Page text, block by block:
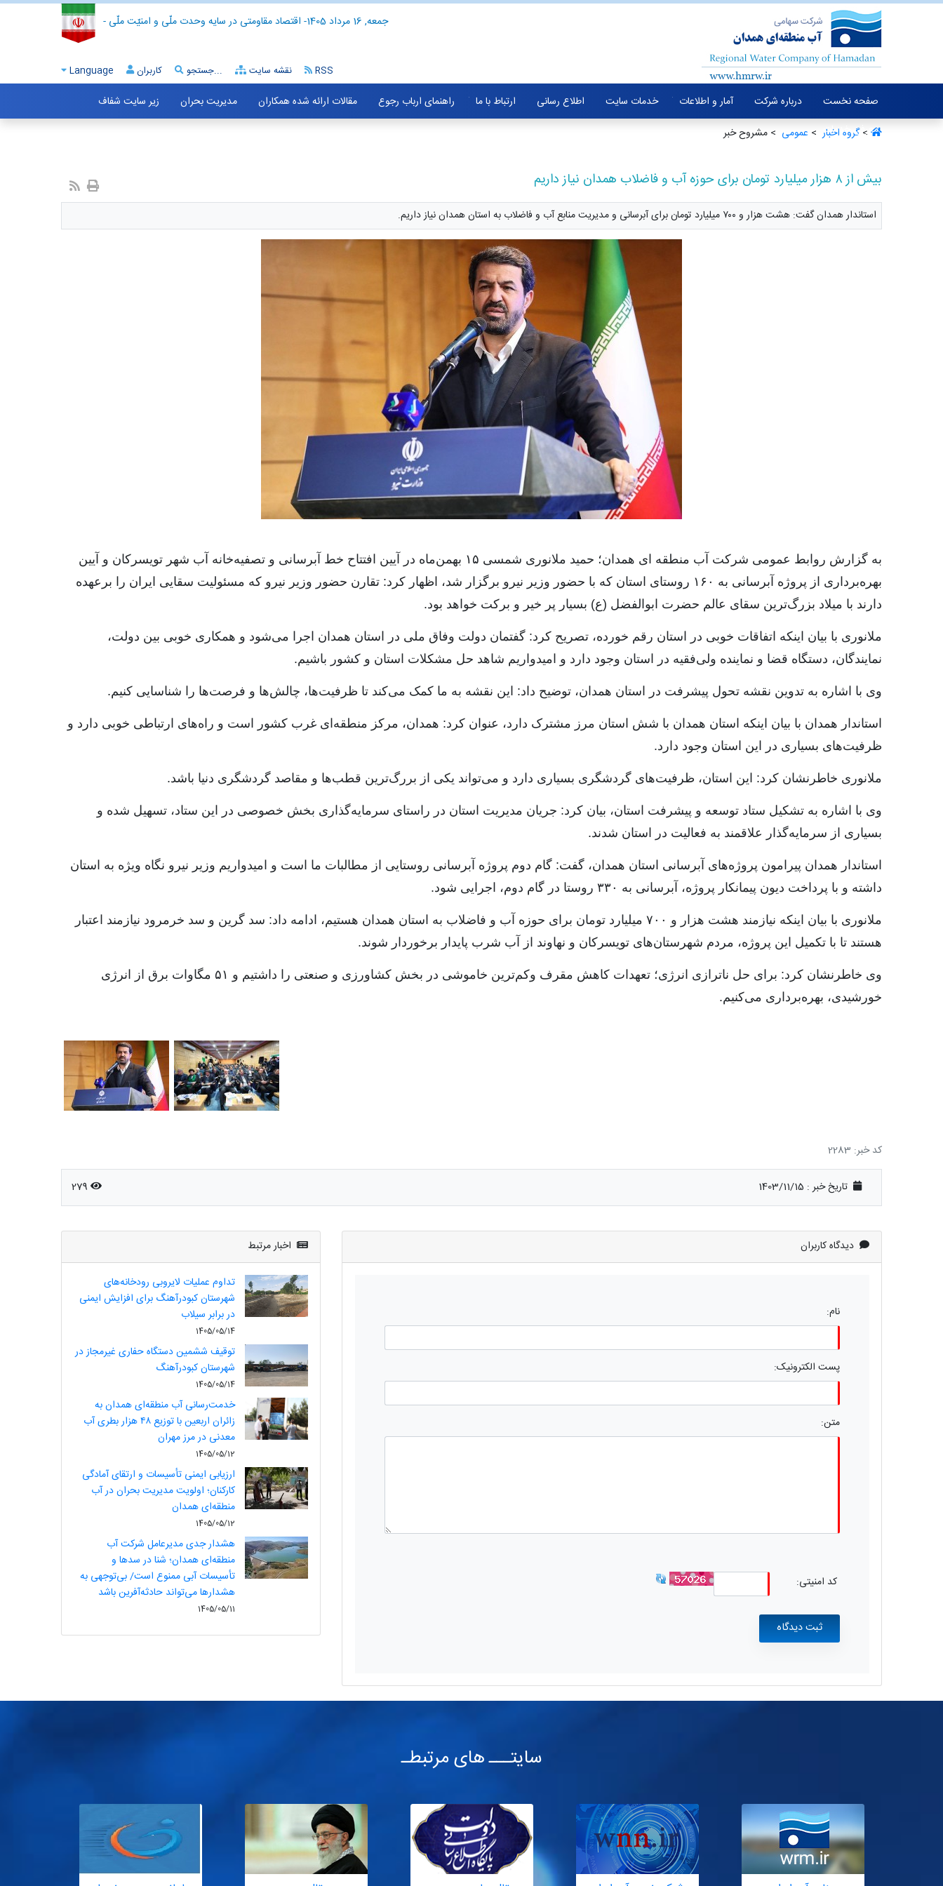
- اقتصاد مقاومتی در سایه وحدت ملّی و امنیّت ملّی - جمعه, 16 مرداد 1405
Language کاربران جستجو... نقشه سایت RSS
صفحه نخست درباره شرکت آمار و اطلاعات خدمات سایت اطلاع رسانی ارتباط با ما راهنمای ارباب رجوع مقالات ارائه شده همکاران مدیریت بحران
زیر سایت شفاف
معرفی خدمات
>گروه اخبار ‏ > عمومی ‏ > مشروح خبر
بیش از ۸ هزار میلیارد تومان برای حوزه آب و فاضلاب همدان نیاز داریم
استاندار همدان گفت: هشت هزار و ۷۰۰ میلیارد تومان برای آبرسانی و مدیریت منابع آب و فاضلاب به استان همدان نیاز داریم.
به گزارش روابط عمومی شرکت آب منطقه ای همدان؛ حمید ملانوری شمسی ۱۵ بهمن‌ماه در آیین افتتاح خط آبرسانی و‌ تصفیه‌خانه آب شهر تویسرکان و آیین
بهره‌برداری از پروژه آبرسانی به ۱۶۰ روستای استان که با حضور وزیر نیرو برگزار شد، اظهار کرد: تقارن حضور وزیر نیرو‌ که مسئولیت سقایی ایران را برعهده
دارند با میلاد بزرگ‌ترین سقای عالم حضرت ابوالفضل (ع) بسیار پر خیر و برکت خواهد بود.
ملانوری با بیان اینکه اتفاقات خوبی در استان رقم خورده، تصریح کرد: گفتمان دولت وفاق ملی در استان همدان اجرا می‌شود و همکاری خوبی بین دولت،
نمایندگان، دستگاه قضا و‌ نماینده ولی‌فقیه در استان وجود دارد و امیدواریم شاهد حل مشکلات استان و‌ کشور باشیم.
وی با اشاره به تدوین نقشه تحول پیشرفت در استان همدان، توضیح داد: این نقشه به ما کمک می‌کند تا ظرفیت‌ها، چالش‌ها و فرصت‌ها را شناسایی کنیم.
استاندار همدان با بیان اینکه استان همدان با شش استان مرز مشترک دارد، عنوان کرد: همدان، مرکز منطقه‌ای غرب کشور است و راه‌های ارتباطی خوبی دارد و
ظرفیت‌های بسیاری در این استان‌ وجود دارد.
ملانوری خاطرنشان کرد: این استان، ظرفیت‌های گردشگری بسیاری دارد و می‌تواند یکی از بررگ‌ترین قطب‌ها و مقاصد گردشگری دنیا باشد.
وی با اشاره به تشکیل ستاد توسعه و پیشرفت استان، بیان کرد: جریان مدیریت استان در راستای سرمایه‌گذاری بخش خصوصی در این ستاد، تسهیل شده و
بسیاری از سرمایه‌گذار علاقمند به فعالیت در استان شدند.
استاندار همدان پیرامون پروژه‌های آبرسانی استان همدان، گفت: گام دوم پروژه آبرسانی روستایی از مطالبات ما است و‌ امیدواریم وزیر نیرو نگاه ویژه به استان
داشته و با پرداخت دیون پیمانکار پروژه، آبرسانی به ۳۳۰ روستا در گام دوم، اجرایی شود.
ملانوری با بیان اینکه نیازمند هشت هزار و ۷۰۰ میلیارد تومان برای حوزه آب و فاضلاب به استان همدان هستیم، ادامه داد: سد گرین و سد خرمرود نیازمند اعتبار
هستند تا با تکمیل این پروژه، مردم شهرستان‌های تویسرکان و نهاوند از آب شرب پایدار برخوردار شوند.
وی خاطرنشان کرد: برای حل ناترازی انرژی؛ تعهدات کاهش مقرف و‌کم‌ترین خاموشی در بخش کشاورزی و صنعتی را داشتیم و ۵۱ مگاوات برق از انرژی
خورشیدی، بهره‌برداری می‌کنیم.
کد خبر: 2283
تاریخ خبر : 1403/11/15 279
دیدگاه کاربران
نام:
پست الکترونیک:
متن:
کد امنیتی:
اخبار مرتبط
تداوم عملیات لایروبی رودخانه‌های
شهرستان کبودرآهنگ برای افزایش ایمنی
در برابر سیلاب
1405/05/14
توقیف ششمین دستگاه حفاری غیرمجاز در
شهرستان کبودرآهنگ
1405/05/14
خدمت‌رسانی آب منطقه‌ای همدان به
زائران اربعین با توزیع ۴۸ هزار بطری آب
معدنی در مرز مهران
1405/05/12
ارزیابی ایمنی تأسیسات و ارتقای آمادگی
کارکنان؛ اولویت مدیریت بحران در آب
منطقه‌ای همدان
1405/05/12
هشدار جدی مدیرعامل شرکت آب
منطقه‌ای همدان؛ شنا در سدها و
تأسیسات آبی ممنوع است/ بی‌توجهی به
هشدارها می‌تواند حادثه‌آفرین باشد
1405/05/11
سایتـــ های مرتبطـ